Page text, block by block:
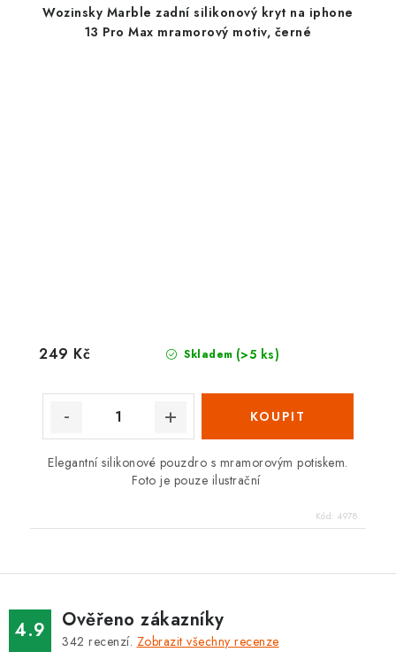
Wozinsky Marble zadní silikonový kryt na iphone
13 Pro Max mramorový motiv, černé
Skladem (>5 ks)
249 Kč
Elegantní silikonové pouzdro s mramorovým potiskem.
Foto je pouze ilustrační
Kód: 4978
4.9 Ověřeno zákazníky
342 recenzí. Zobrazit všechny recenze